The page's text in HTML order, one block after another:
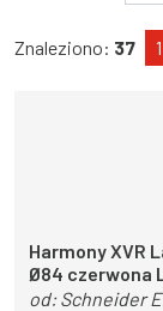
Znaleziono: 37 1
Harmony XVR
Ø84 czerwona
od:Schneider